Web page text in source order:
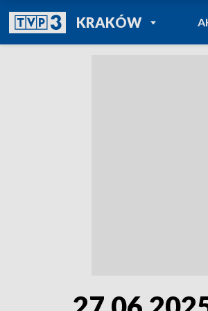
KRAKÓWPOWRÓT DO
TVP REGIONY